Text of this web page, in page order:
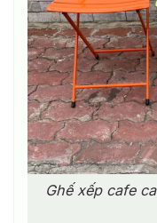
Ghế xếp cafe